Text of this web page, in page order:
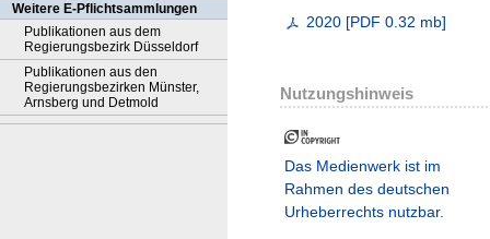
Weitere E-Pflichtsammlungen
Publikationen aus dem
Regierungsbezirk Düsseldorf
Publikationen aus den
Regierungsbezirken Münster,
Arnsberg und Detmold
2020 [PDF 0.32 mb]
Nutzungshinweis
Das Medienwerk ist im
Rahmen des deutschen
Urheberrechts nutzbar.